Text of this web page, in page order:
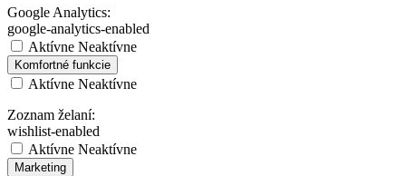
Google Analytics:
google-analytics-enabled
Aktívne Neaktívne
Komfortné funkcie
Aktívne Neaktívne
Zoznam želaní:
wishlist-enabled
Aktívne Neaktívne
Marketing